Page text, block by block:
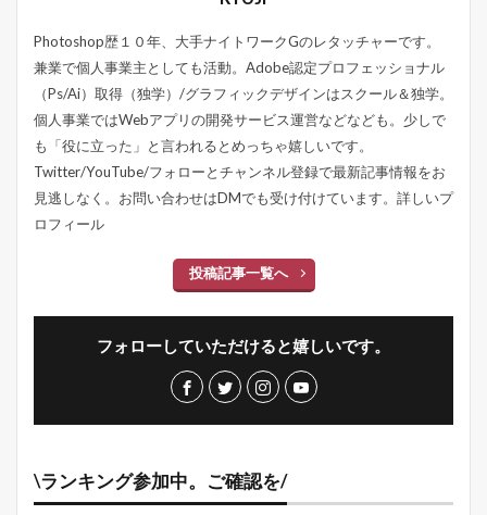
Photoshop歴１０年、大手ナイトワークGのレタッチャーです。
兼業で個人事業主としても活動。Adobe認定プロフェッショナル
（Ps/Ai）取得（独学）/グラフィックデザインはスクール＆独学。
個人事業ではWebアプリの開発サービス運営などなども。少しで
も「役に立った」と言われるとめっちゃ嬉しいです。
Twitter/YouTube/フォローとチャンネル登録で最新記事情報をお
見逃しなく。お問い合わせはDMでも受け付けています。 詳しいプ
ロフィール
投稿記事一覧へ
フォローしていただけると嬉しいです。
\ランキング参加中。ご確認を/